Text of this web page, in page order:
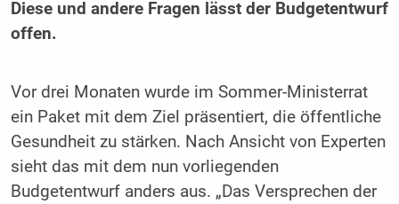
Diese und andere Fragen lässt der Budgetentwurf
offen.
Vor drei Monaten wurde im Sommer-Ministerrat
ein Paket mit dem Ziel präsentiert, die öffentliche
Gesundheit zu stärken. Nach Ansicht von Experten
sieht das mit dem nun vorliegenden
Budgetentwurf anders aus. „Das Versprechen der